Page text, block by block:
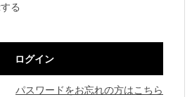
る
パスワードをお忘れの方はこちら